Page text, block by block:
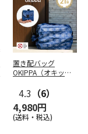
置き配バッグ
OKIPPA（オキッ
4.3 （6）
4,980円
(送料・税込)